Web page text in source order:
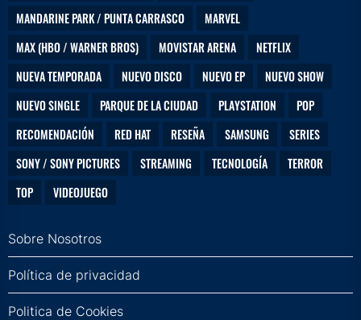
MANDARINE PARK / PUNTA CARRASCO
MARVEL
MAX (HBO / WARNER BROS)
MOVISTAR ARENA
NETFLIX
NUEVA TEMPORADA
NUEVO DISCO NUEVO EP
NUEVO SHOW
NUEVO SINGLE
PARQUE DE LA CIUDAD PLAYSTATION
POP
RECOMENDACIÓN
RED HAT RESEÑA SAMSUNG
SERIES
SONY / SONY PICTURES
STREAMING TECNOLOGÍA
TERROR
TOP
VIDEOJUEGO
Sobre Nosotros
Política de privacidad
Politica de Cookies